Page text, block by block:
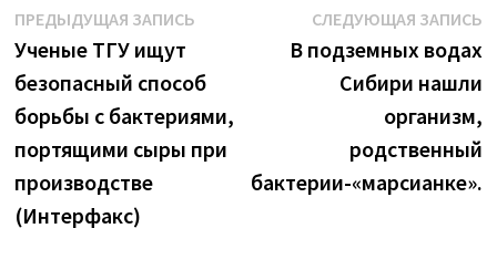
Навигация
по
записям
ПРЕДЫДУЩАЯ ЗАПИСЬ
Ученые ТГУ ищут
безопасный способ
борьбы с бактериями,
портящими сыры при
производстве
(Интерфакс)
СЛЕДУЮЩАЯ ЗАПИСЬ
В подземных водах
Сибири нашли
организм,
родственный
бактерии-«марсианке».